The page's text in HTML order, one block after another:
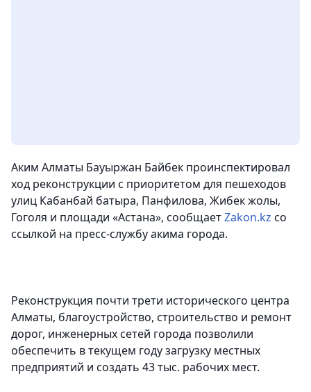
Аким Алматы Бауыржан Байбек проинспектировал
ход реконструкции с приоритетом для пешеходов
улиц Кабанбай батыра, Панфилова, Жибек жолы,
Гоголя и площади «Астана», сообщаетZakon.kz со
ссылкой на пресс-службу акима города.
Реконструкция почти трети исторического центра
Алматы, благоустройство, строительство и ремонт
дорог, инженерных сетей города позволили
обеспечить в текущем году загрузку местных
предприятий и создать 43 тыс. рабочих мест.